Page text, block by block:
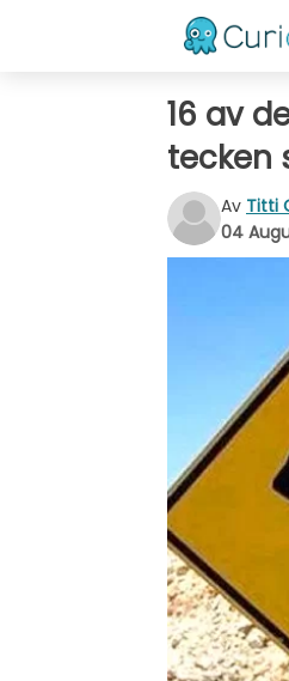
16 av
tecken
Av Titti
04